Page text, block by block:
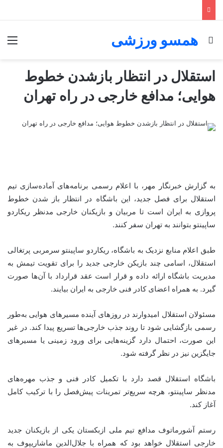
همسو ورزشی
جستجو برای
استقلال در انتظار بازشدن خطوط
هوایی؛ مدافع خارجی در راه تهران
به گزارش خبرنگار مهر، با اعلام رسمی برنامه‌های آماده‌سازی تیم
استقلال برای فصل جدید، این باشگاه در انتظار باز شدن خطوط
پروازی به ایران است تا مربیان و بازیکنان خارجی مدنظر ریکاردو
ساپینتو بتوانند به تهران سفر کنند.
طبق اعلام منابع نزدیک به باشگاه، ریکاردو ساپینتو سرمربی پرتغالی
استقلال، اسامی چند بازیکن خارجی جدید را برای تقویت تیمش به
مدیریت باشگاه ارائه داده و قرار است عقد قرارداد با آن‌ها صورت
گیرد. به همراه اعضای کادر فنی خارجی به ایران بیایند.
مسئولان استقلال امیدوارند در روزهای آینده مسیرهای هوایی به‌طور
رسمی بازگشایی شود تا روند جذب خارجی‌ها تسریع پیدا کند. در غیر
این صورت، احتمال دارد گزینه‌هایی برای ورود زمینی یا مسیرهای
جایگزین نیز در نظر گرفته شود.
باشگاه استقلال قصد دارد با تکمیل کادر فنی و جذب مهره‌های
مدنظر ساپینتو، هرچه سریع‌تر تمرینات پیش‌فصل را با ترکیب کامل
آغاز کند.
رستم آشورماتوف مدافع تیم ملی ازبکستان یکی از بازیکنان جدید
خارجی استقلال خواهد بود که همراه با جلال‌الدین ماشاریپوف به